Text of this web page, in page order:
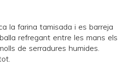
la farina tamisada i es barreja
refregant entre les mans els
de serradures humides.